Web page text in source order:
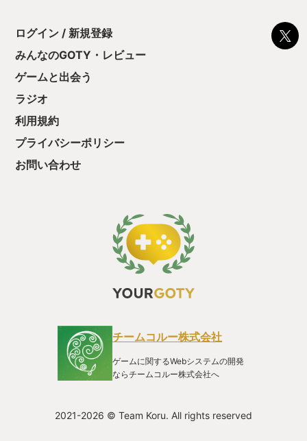
す。 FC版が発売された当時、プレイする時にはこんな感情は生
ました。 プレイを進めると導かれし者たちが集結してフィール
ドBGMも一転してとても力強いBGMに変わるのも感情を表した
素晴らしい表現なんだと今なら思えます。 2023年、12月1日に
リリースされたドラゴンクエストモンスターズ3はこの「Ⅳ」の
んが) そのドラゴンクエストモンスターズ3のCMでも件のBGM
た。 アリーナ姫やトルネコなどなど各キャラクターに人気があ
るのも「Ⅳ」の特徴で、ピサロが主人公になってゲームが発売
されると聞いた時は素直にテンションが上がり家族にその姿を
ームはドラゴンクエストⅣでしたのでYOUR GOTYとして初め
てレビューさせて頂きます。 長文駄文申し訳御座いません。 皆
様のレビューも楽しく読ませて頂きプレイするゲームの参考に
したいと思います。 このような企画を考えて頂き ありがとうご
ログイン / 新規登録
みんなのGOTY・レビュー
ゲームと出会う
ラジオ
利用規約
プライバシーポリシー
お問い合わせ
チームコルー株式会社
ゲームに関するWebシステムの開発
ならチームコルー株式会社へ
2021-2026 © Team Koru. All rights reserved